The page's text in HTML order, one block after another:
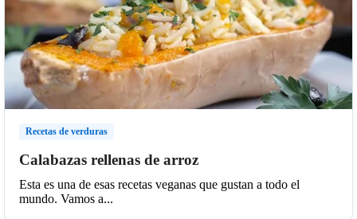
Recetas de verduras
Calabazas rellenas de arroz
Esta es una de esas recetas veganas que gustan a todo el
mundo. Vamos a...